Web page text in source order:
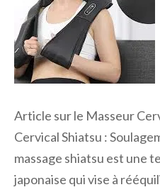
Article sur le Masseur
Cervical Shiatsu :
massage shiatsu est une
japonaise qui vise à